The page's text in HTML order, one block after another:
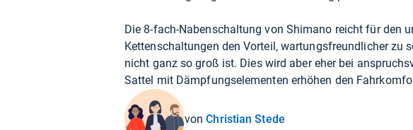
Die 8-fach-Nabenschaltung von Shimano reicht für den
Kettenschaltungen den Vorteil, wartungsfreundlicher zu
nicht ganz so groß ist. Dies wird aber eher bei
Sattel mit Dämpfungselementen erhöhen den
vonChristian Stede